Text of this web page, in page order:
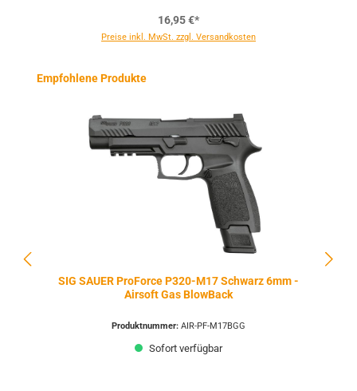
16,95 €*
Preise inkl. MwSt. zzgl. Versandkosten
Produktgalerie überspringen
Empfohlene Produkte
SIG SAUER ProForce P320-M17 Schwarz 6mm -
Airsoft Gas BlowBack
Produktnummer: AIR-PF-M17BGG
Sofort verfügbar